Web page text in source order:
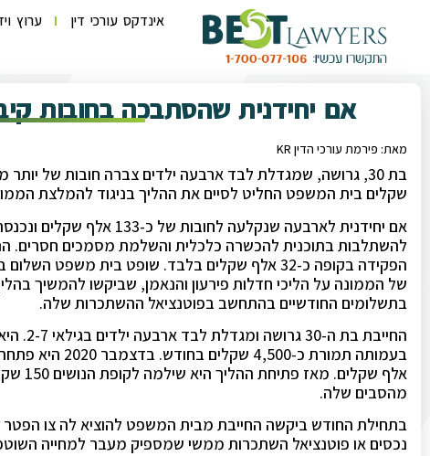
אינדקס עורכי דין ערוץ
אם יחידנית שהסתבכה בחובות
מאת: פירמת עורכי הדין KR
שקלים בית המשפט החליט לסיים את ההליך בניגוד להמלצת
אם יחידנית לארבעה שנקלעה
להשתלבות בתוכנית להכשרה כלכלית והשלמת מסמכים חסרים.
הפקידה בקופה כ-32 אלף שקלים בלבד. שופט בית
בתשלומים החודשיים בהתחשב בפוטנציאל ההשתכרות שלה.
מהסבים שלה.
בתחילת החודש ביקשה החייבת מבית המשפט להוציא לה צו הפטר
נכסים או פוטנציאל השתכרות ממשי שמספיק מעבר למחייה